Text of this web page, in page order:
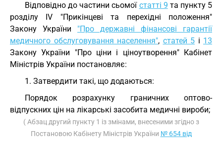
Відповідно до частини сьомої статті 9 та пункту 5
розділу IV "Прикінцеві та перехідні положення"
Закону України "Про державні фінансові гарантії
медичного обслуговування населення", статей 5 і 13
Закону України "Про ціни і ціноутворення" Кабінет
Міністрів України постановляє:
1. Затвердити такі, що додаються:
Порядок розрахунку граничних оптово-
відпускних цін на лікарські засобита медичні вироби;
( Абзац другий пункту 1 із змінами, внесеними згідно з
Постановою Кабінету Міністрів України № 654 від